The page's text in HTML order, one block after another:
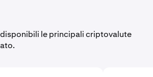
le principali criptovalute